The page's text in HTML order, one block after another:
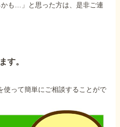
かも…」と思った方は、是非ご連
す。
使って簡単にご相談することがで